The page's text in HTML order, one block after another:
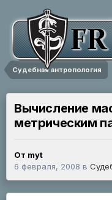
Судебная антропология
Вычисление
метрическим
От myt
6 февраля, 2008 в